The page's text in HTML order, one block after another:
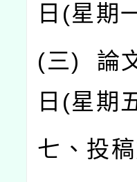
日 (星期
(三) 論
日 (星期
七、投